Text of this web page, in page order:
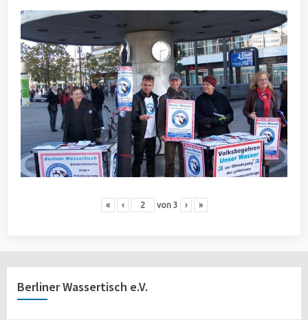
« ‹ von 3 › »
Berliner Wassertisch e.V.